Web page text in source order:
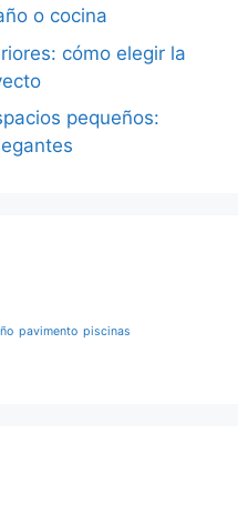
o cocina
cómo elegir la
pequeños:
pavimento piscinas